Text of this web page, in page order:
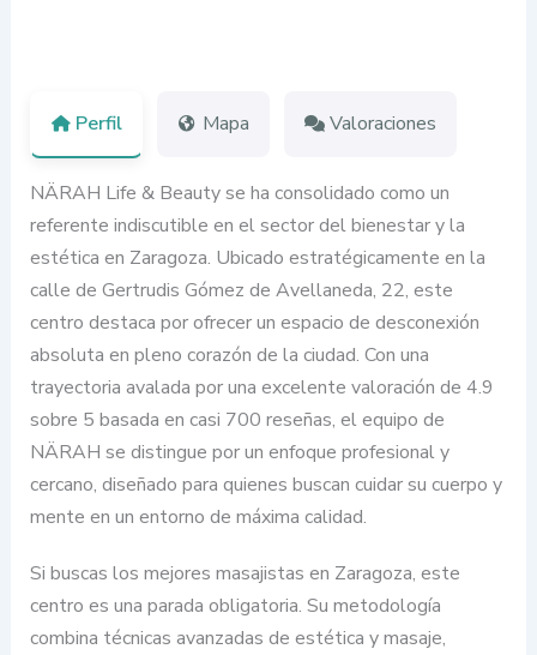
Perfil Mapa Valoraciones
NÄRAH Life & Beauty se ha consolidado como un
referente indiscutible en el sector del bienestar y la
estética en Zaragoza. Ubicado estratégicamente en la
calle de Gertrudis Gómez de Avellaneda, 22, este
centro destaca por ofrecer un espacio de desconexión
absoluta en pleno corazón de la ciudad. Con una
trayectoria avalada por una excelente valoración de 4.9
sobre 5 basada en casi 700 reseñas, el equipo de
NÄRAH se distingue por un enfoque profesional y
cercano, diseñado para quienes buscan cuidar su cuerpo y
mente en un entorno de máxima calidad.
Si buscas los mejores masajistas en Zaragoza, este
centro es una parada obligatoria. Su metodología
combina técnicas avanzadas de estética y masaje,